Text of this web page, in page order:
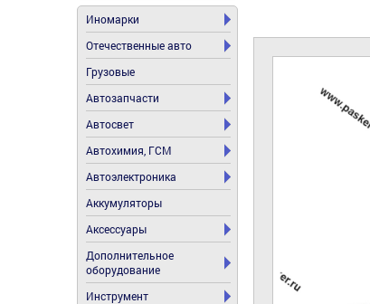
Иномарки
Отечественные авто
Грузовые
Автозапчасти
Автосвет
Автохимия, ГСМ
Автоэлектроника
Аккумуляторы
Аксессуары
Дополнительное
оборудование
Инструмент